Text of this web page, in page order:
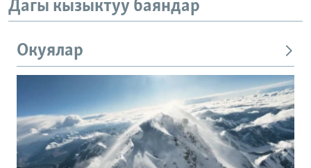
Дагы кызыктуу баяндар
Окуялар